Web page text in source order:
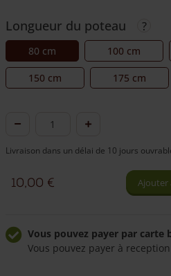
Longueur du poteau
80 cm 100 cm
150 cm 175 cm
quantité
Piquet
en
manchon
Ø
Livraison dans un délai de 10 jours
10,00 € Ajouter
Vous pouvez payer par carte
Vous pouvez payer à reception